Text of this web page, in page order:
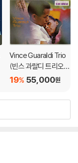
Vince Guaraldi Trio
(빈스 과랄디 트리오) -
Jazz Impression Of
55,000원
19%